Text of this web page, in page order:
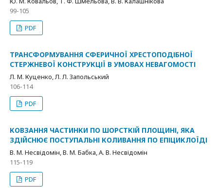
99-105
PDF
ТРАНСФОРМУВАННЯ СФЕРИЧНОЇ ХРЕСТОПОДІБНОЇ
СТЕРЖНЕВОЇ КОНСТРУКЦІЇ В УМОВАХ НЕВАГОМОСТІ
Л. М. Куценко, Л. Л. Запольський
106-114
PDF
КОВЗАННЯ ЧАСТИНКИ ПО ШОРСТКІЙ ПЛОЩИНІ, ЯКА
ЗДІЙСНЮЄ ПОСТУПАЛЬНІ КОЛИВАННЯ ПО ЕПІЦИКЛОЇДІ
В. М. Несвідомін, В. М. Бабка, А. В. Несвідомін
115-119
PDF